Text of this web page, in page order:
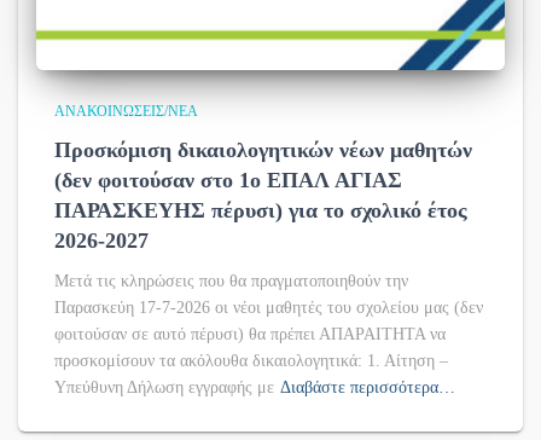
ΑΝΑΚΟΙΝΏΣΕΙΣ/ΝΈΑ
Προσκόμιση δικαιολογητικών νέων μαθητών
(δεν φοιτούσαν στο 1ο ΕΠΑΛ ΑΓΙΑΣ
ΠΑΡΑΣΚΕΥΗΣ πέρυσι) για το σχολικό έτος
2026-2027
Μετά τις κληρώσεις που θα πραγματοποιηθούν την
Παρασκεύη 17-7-2026 οι νέοι μαθητές του σχολείου μας (δεν
φοιτούσαν σε αυτό πέρυσι) θα πρέπει ΑΠΑΡΑΙΤΗΤΑ να
προσκομίσουν τα ακόλουθα δικαιολογητικά: 1. Αίτηση –
Υπεύθυνη Δήλωση εγγραφής με Διαβάστε περισσότερα…